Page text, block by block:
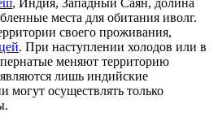
места для обитания иволг.
своего проживания,
. При наступлении холодов или в
пернатые меняют территорию
лишь индийские
осуществлять только